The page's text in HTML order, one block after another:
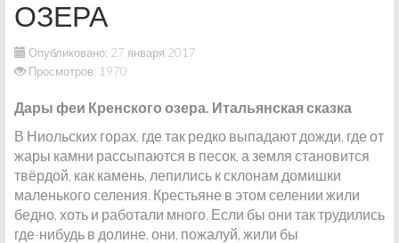
ОЗЕРА
Опубликовано: 27 января 2017
Просмотров: 1970
Дары феи Кренского озера. Итальянская сказка
В Ниольских горах, где так редко выпадают дожди, где от
жары камни рассыпаются в песок, а земля становится
твёрдой, как камень, лепились к склонам домишки
маленького селения. Крестьяне в этом селении жили
бедно, хоть и работали много. Если бы они так трудились
где-нибудь в долине, они, пожалуй, жили бы